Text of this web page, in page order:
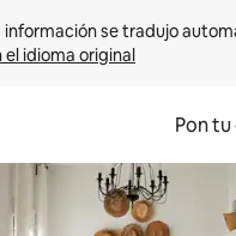
el idioma original
Pon